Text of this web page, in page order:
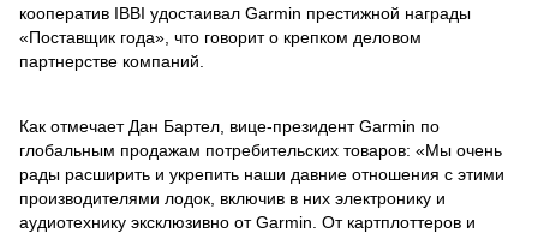
кооператив IBBI удостаивал Garmin престижной награды
«Поставщик года», что говорит о крепком деловом
партнерстве компаний.
Как отмечает Дан Бартел, вице-президент Garmin по
глобальным продажам потребительских товаров: «Мы очень
рады расширить и укрепить наши давние отношения с этими
производителями лодок, включив в них электронику и
аудиотехнику эксклюзивно от Garmin. От картплоттеров и